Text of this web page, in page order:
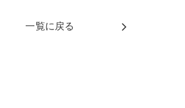
一覧に戻る